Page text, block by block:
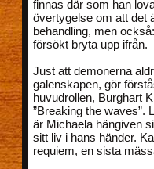
finnas där som han
övertygelse om att det
behandling, men
försökt bryta upp ifrån.
Just att demonerna
galenskapen, gör
huvudrollen, Burghart
”Breaking the
är Michaela hängiven
sitt liv i hans händer.
requiem, en sista